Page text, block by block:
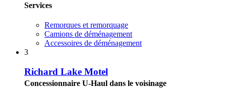
Services
Remorques et remorquage
Camions de déménagement
Accessoires de déménagement
3
Richard Lake Motel
Concessionnaire U-Haul dans le voisinage